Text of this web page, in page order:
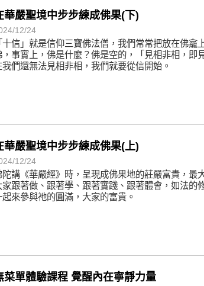
華嚴聖境中步步練成佛果(下)
12/24
十信」就是信仰三寶佛法僧，我們常常把放在佛龕
，事實上，佛是什麼？佛是空的，「見相非相，即
我們還無法見相非相，我們就要從信開始。
華嚴聖境中步步練成佛果(上)
12/24
陀講《華嚴經》時，呈現成佛果地的莊嚴富貴，最
家跟著做、跟著學、跟著實踐、跟著體會，如法的
起來參與祂的圓滿，大家的富貴。
菜單體驗課程 覺醒內在寧靜力量